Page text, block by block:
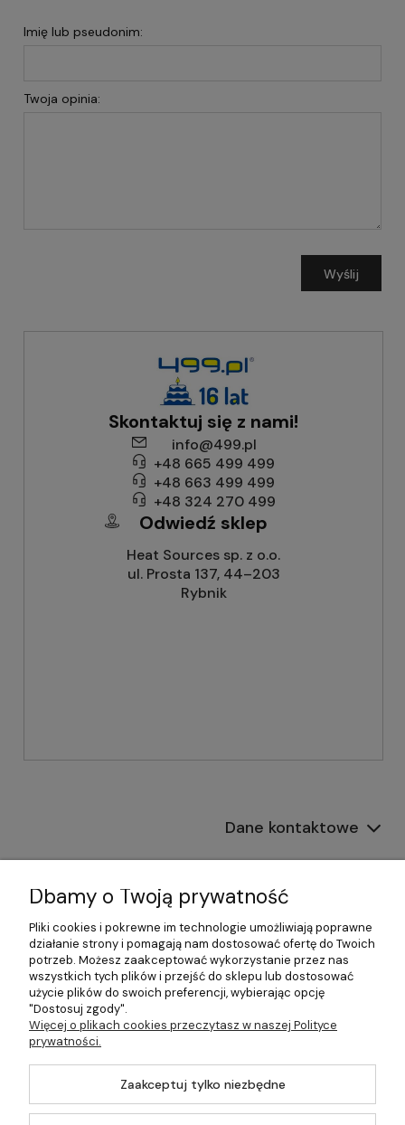
Imię lub pseudonim:
Twoja opinia:
Wyślij
Skontaktuj się z nami!
info@499.pl
+48 665 499 499
+48 663 499 499
+48 324 270 499
Odwiedź sklep
Heat Sources sp. z o.o.
ul. Prosta 137, 44–203
Rybnik
Dane kontaktowe
Informacje
Płatności i dostawa
Pomoc
Moje konto
©2026 Wszelkie Prawa Zastrzeżone | 499.pl - najlepszy sklep z
Dbamy o Twoją prywatność
Pliki cookies i pokrewne im technologie umożliwiają poprawne
działanie strony i pomagają nam dostosować ofertę do Twoich
potrzeb. Możesz zaakceptować wykorzystanie przez nas
wszystkich tych plików i przejść do sklepu lub dostosować
użycie plików do swoich preferencji, wybierając opcję
"Dostosuj zgody".
Więcej o plikach cookies przeczytasz w naszej Polityce
prywatności.
Zaakceptuj tylko niezbędne